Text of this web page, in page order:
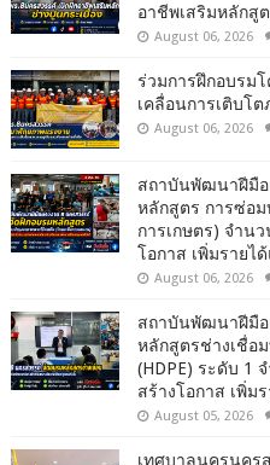
อาชีพเสริมหลักสู
August 06, 2026
ร่วมการฝึกอบรม
เคลื่อนการเติบโ
August 06, 2026
สถาบันพัฒนาฝีมือ
หลักสูตร การซ่อม
การเกษตร) จำน
โอกาส เพิ่มรายไ
August 06, 2026
สถาบันพัฒนาฝีมือ
หลักสูตรช่างเชื่อ
(HDPE) ระดับ 1
สร้างโอกาส เพิ่ม
August 05, 2026
เทศบาลนครนคร